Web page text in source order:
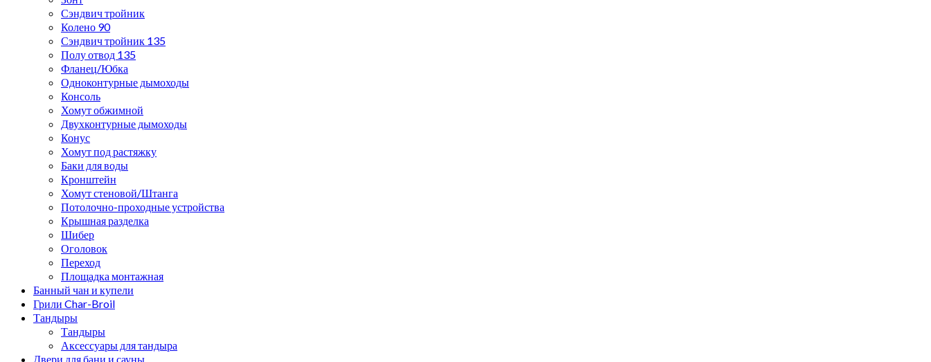
Сэндвич тройник
Колено 90
Сэндвич тройник 135
Полу отвод 135
Фланец/Юбка
Одноконтурные дымоходы
Консоль
Хомут обжимной
Двухконтурные дымоходы
Конус
Хомут под растяжку
Баки для воды
Кронштейн
Хомут стеновой/Штанга
Потолочно-проходные устройства
Крышная разделка
Шибер
Оголовок
Переход
Площадка монтажная
Банный чан и купели
Грили Char-Broil
Тандыры
Тандыры
Аксессуары для тандыра
Двери для бани и сауны